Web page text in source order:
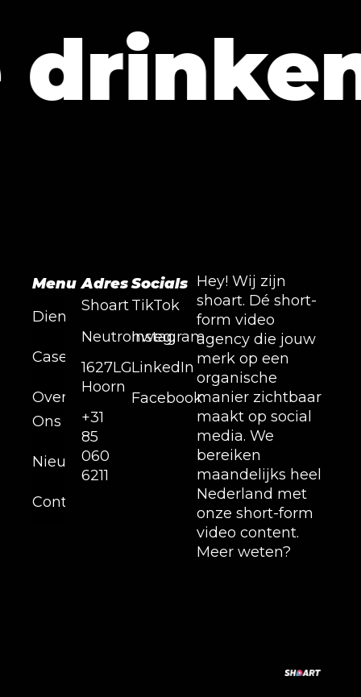
Diensten
Cases
Over
Ons
Nieuws
Contact
Menu Adres
Shoart
Neutronweg,
1627LG
Hoorn
+31
85
060
6211
Socials
TikTok
Instagram
LinkedIn
Facebook
Hey! Wij zijn
shoart. Dé short-
form video
agency die jouw
merk op een
organische
manier zichtbaar
maakt op social
media. We
bereiken
maandelijks heel
Nederland met
onze short-form
video content.
Meer weten?